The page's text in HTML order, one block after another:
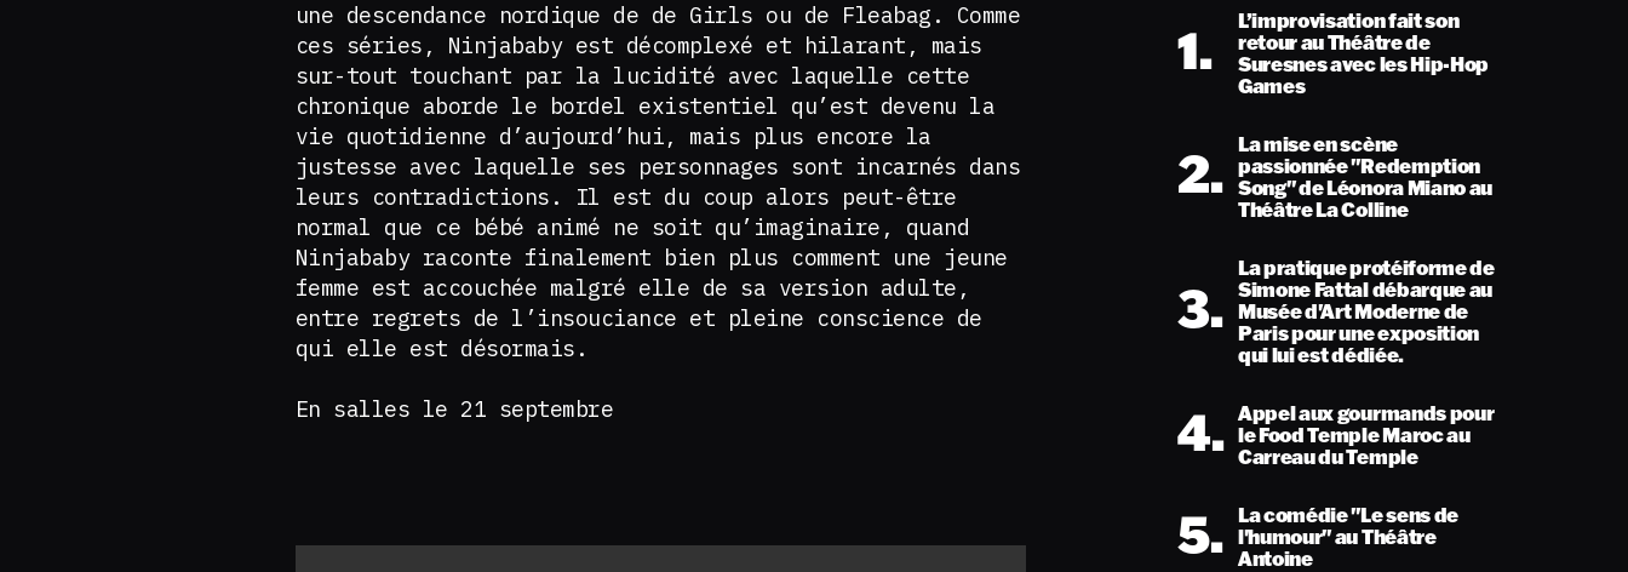
une descendance nordique de de Girls ou de Fleabag. Comme
ces séries, Ninjababy est décomplexé et hilarant, mais
sur-tout touchant par la lucidité avec laquelle cette
chronique aborde le bordel existentiel qu’est devenu la
vie quotidienne d’aujourd’hui, mais plus encore la
justesse avec laquelle ses personnages sont incarnés dans
leurs contradictions. Il est du coup alors peut-être
normal que ce bébé animé ne soit qu’imaginaire, quand
Ninjababy raconte finalement bien plus comment une jeune
femme est accouchée malgré elle de sa version adulte,
entre regrets de l’insouciance et pleine conscience de
qui elle est désormais.
En salles le 21 septembre
1.
L’improvisation fait son
retour au Théâtre de
Suresnes avec les Hip-Hop
Games
2. La mise en scène
passionnée "Redemption
Song" de Léonora Miano au
Théâtre La Colline
3.
La pratique protéiforme de
Simone Fattal débarque au
Musée d'Art Moderne de
Paris pour une exposition
qui lui est dédiée.
4. Appel aux gourmands pour
le Food Temple Maroc au
Carreau du Temple
5. La comédie "Le sens de
l'humour" au Théâtre
Antoine